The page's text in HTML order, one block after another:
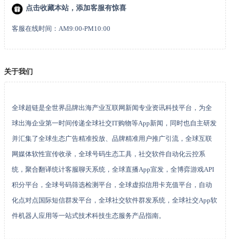
点击收藏本站，添加客服有惊喜
客服在线时间：AM9:00-PM10:00
关于我们
全球超链是全世界品牌出海产业互联网新闻专业资讯科技平台，为全
球出海企业第一时间传递全球社交IT购物等App新闻，同时也自主研发
并汇集了全球生态广告精准投放、品牌精准用户推广引流，全球互联
网媒体软性宣传收录，全球号码生态工具，社交软件自动化云控系
统，聚合翻译统计客服聊天系统，全球直播App宣发，全博弈游戏API
积分平台，全球号码筛选检测平台，全球虚拟信用卡充值平台，自动
化点对点国际短信群发平台，全球社交软件群发系统，全球社交App软
件机器人应用等一站式技术科技生态服务产品指南。